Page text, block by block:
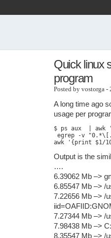
Quick linux
program
Posted by vostorga
A long time ago
usage per
$ ps aux  |
egrep -v
awk '{print $1/
Output is the
….
6.39062 Mb –>
6.85547 Mb –> /
7.22656 Mb –> /
7.27344 Mb –> /
7.98438 Mb –>
8.35547 Mb –> /